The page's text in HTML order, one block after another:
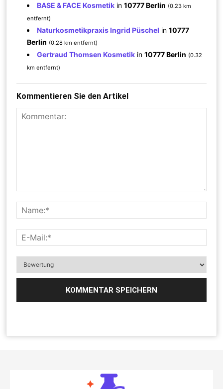
BASE & FACE Kosmetik in10777 Berlin (0.23 km
entfernt)
Naturkosmetikpraxis Ingrid Püschel in10777
Berlin (0.28 km entfernt)
Gertraud Thomsen Kosmetik in10777 Berlin (0.32
km entfernt)
Kommentieren Sie den Artikel